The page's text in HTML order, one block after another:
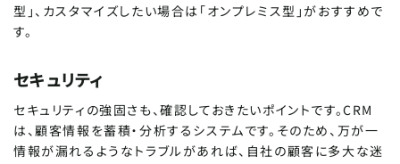
型」、カスタマイズしたい場合は「オンプレミス型」がおすすめで
す。
セキュリティ
セキュリティの強固さも、確認しておきたいポイントです。CRM
は、顧客情報を蓄積・分析するシステムです。そのため、万が一
情報が漏れるようなトラブルがあれば、自社の顧客に多大な迷